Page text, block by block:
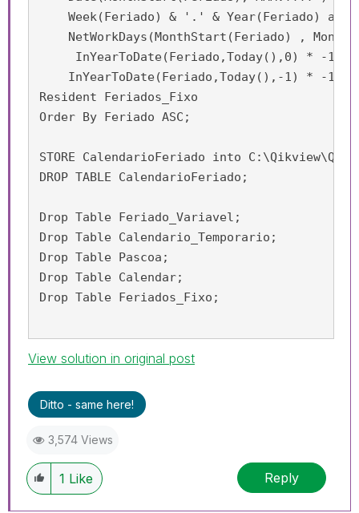
Week(Feriado) & '.' & Year(Feriado) as
NetWorkDays(MonthStart(Feriado) ,
InYearToDate(Feriado,Today(),0) * -1 as
InYearToDate(Feriado,Today(),-1) * -1 as
Resident Feriados_Fixo
Order By Feriado ASC;
STORE CalendarioFeriado into
DROP TABLE CalendarioFeriado;
Drop Table Feriado_Variavel;
Drop Table Calendario_Temporario;
Drop Table Pascoa;
Drop Table Calendar;
Drop Table Feriados_Fixo;
View solution in original post
Ditto - same here!
3,574 Views
1 Like Reply